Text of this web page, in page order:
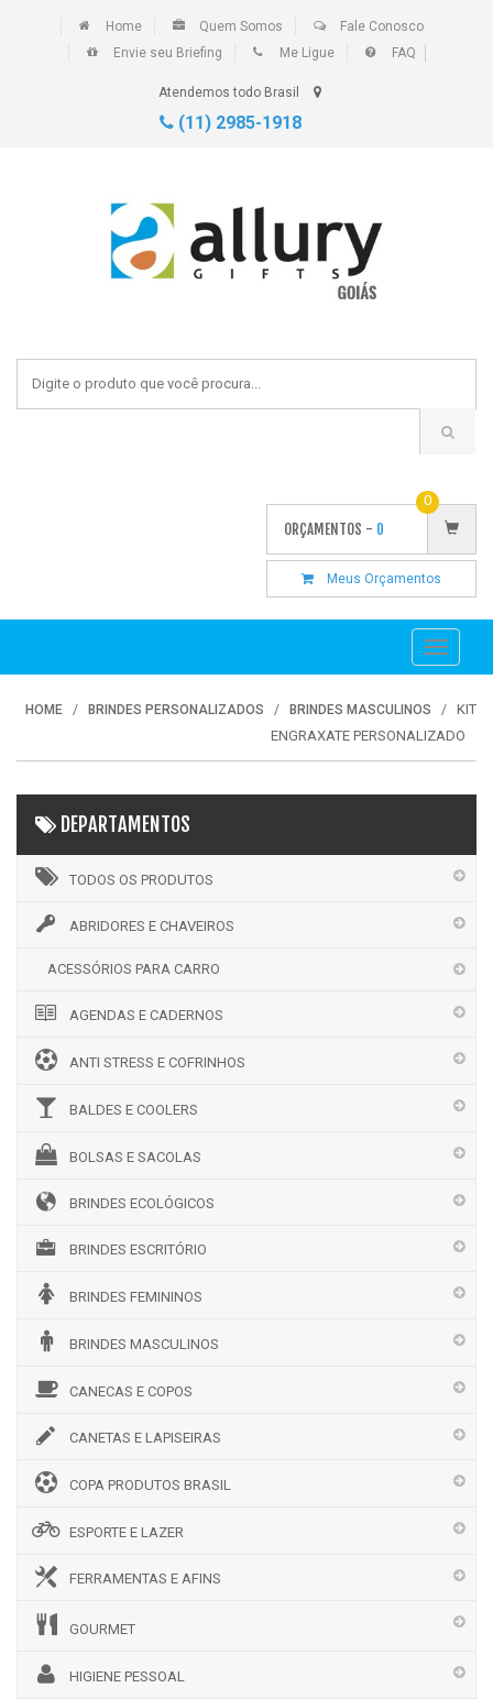
Home Quem Somos
Fale Conosco
Envie seu Briefing
Me Ligue FAQ
Atendemos todo Brasil
(11) 2985-1918
ORÇAMENTOS - 0
0
Meus Orçamentos
Toggle
HOME BRINDES PERSONALIZADOS BRINDES MASCULINOS
KIT
ENGRAXATE PERSONALIZADO
DEPARTAMENTOS
TODOS OS PRODUTOS
ABRIDORES E CHAVEIROS
ACESSÓRIOS PARA CARRO
AGENDAS E CADERNOS
ANTI STRESS E COFRINHOS
BALDES E COOLERS
BOLSAS E SACOLAS
BRINDES ECOLÓGICOS
BRINDES ESCRITÓRIO
BRINDES FEMININOS
BRINDES MASCULINOS
CANECAS E COPOS
CANETAS E LAPISEIRAS
COPA PRODUTOS BRASIL
ESPORTE E LAZER
FERRAMENTAS E AFINS
GOURMET
HIGIENE PESSOAL